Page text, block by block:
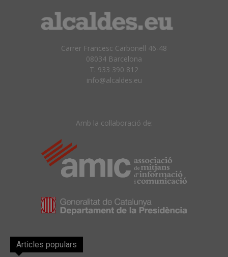
Carrer Francesc Carbonell 46-48
08034 Barcelona
T. 933 390 812
info@alcaldes.eu
Amb la col·laboració de:
Articles populars